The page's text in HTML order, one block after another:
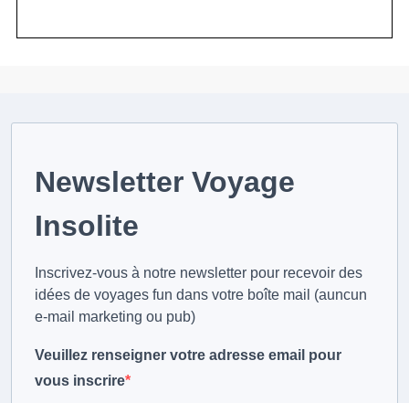
Newsletter Voyage
Insolite
Inscrivez-vous à notre newsletter pour recevoir des
idées de voyages fun dans votre boîte mail (auncun
e-mail marketing ou pub)
Veuillez renseigner votre adresse email pour
vous inscrire